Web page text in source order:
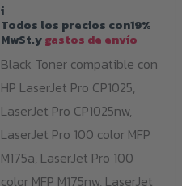
i
Todos los precios con19%
MwSt.ygastos de envío
Black Toner compatible con
HP LaserJet Pro CP1025,
LaserJet Pro CP1025nw,
LaserJet Pro 100 color MFP
M175a, LaserJet Pro 100
color MFP M175nw, LaserJet